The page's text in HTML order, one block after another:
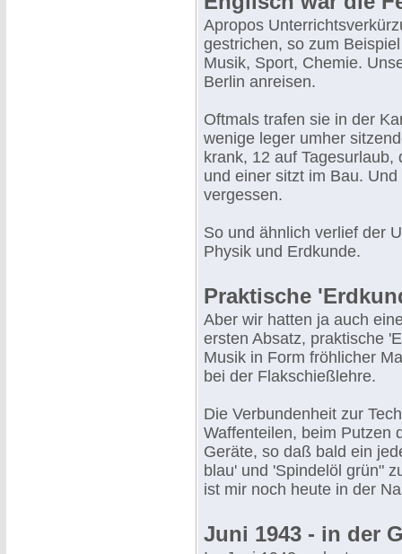
Apropos
gestrichen, so zum
Musik, Sport, Chemie.
Berlin anreisen.
Oftmals trafen sie in der
wenige leger umher
krank, 12 auf
und einer sitzt im Bau.
vergessen.
So und ähnlich verlief der
Physik und Erdkunde.
Praktische
Aber wir hatten ja auch
ersten Absatz, praktische
Musik in Form fröhlicher
bei der Flakschießlehre.
Die Verbundenheit zur
Waffenteilen, beim Putzen
Geräte, so daß bald ein
blau' und 'Spindelöl grün"
ist mir noch heute in der
Juni 1943 - in der